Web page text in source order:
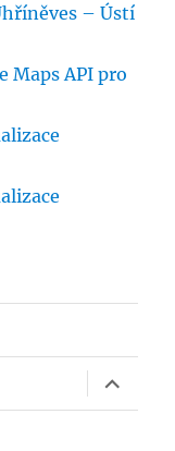
– Ústí
Maps API pro
Zobrazit
položky